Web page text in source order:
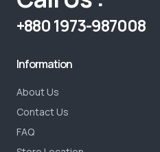
+880 1973-987008
Information
About Us
Contact Us
FAQ